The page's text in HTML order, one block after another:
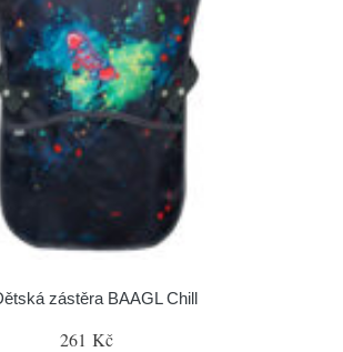
zástěra BAAGL Chill
261 Kč